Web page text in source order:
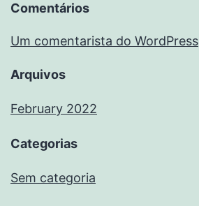
Comentários
Um comentarista do WordPress
Arquivos
February 2022
Categorias
Sem categoria